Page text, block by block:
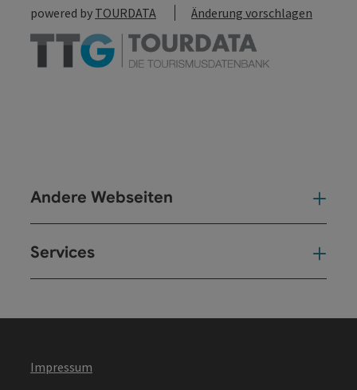
powered by TOURDATA Änderung vorschlagen
Andere Webseiten
Services
Impressum